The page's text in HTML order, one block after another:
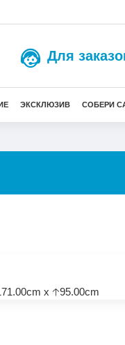
Для
ЭКСКЛЮЗИВ СОБЕРИ
x 🡡95.00cm